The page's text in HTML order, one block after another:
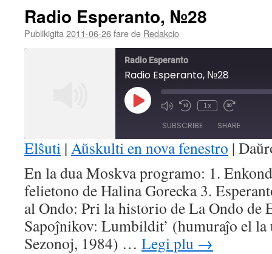
Radio Esperanto, №28
Publikigita 2011-06-26fare de Redakcio
Radio Esperanto
Radio Esperanto, №28
Play
Episode Mute/Unmute
Rewind
Seconds
1x
Fast
30
seconds
SUBSCRIBE SHARE
RSS FEED
LINK
EMBED
Elŝuti | Aŭskulti en nova fenestro |
En la dua Moskva programo: 1.
felietono de Halina Gorecka 3.
al Ondo: Pri la historio de La Ondo de
Sapoĵnikov: Lumbildit’ (humuraĵo el la
Sezonoj, 1984) … Legi plu →